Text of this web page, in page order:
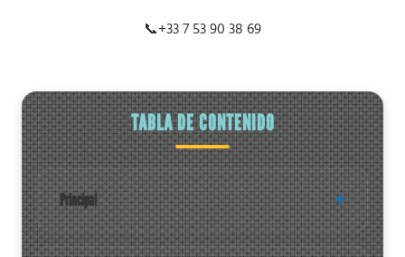
📞+33 7 53 90 38 69
TABLA DE CONTENIDO
Principal